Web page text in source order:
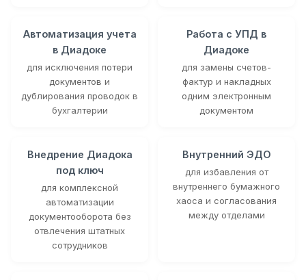
Автоматизация учета
в Диадоке
для исключения потери
документов и
дублирования проводок в
бухгалтерии
Работа с УПД в
Диадоке
для замены счетов-
фактур и накладных
одним электронным
документом
Внедрение Диадока
под ключ
для комплексной
автоматизации
документооборота без
отвлечения штатных
сотрудников
Внутренний ЭДО
для избавления от
внутреннего бумажного
хаоса и согласования
между отделами